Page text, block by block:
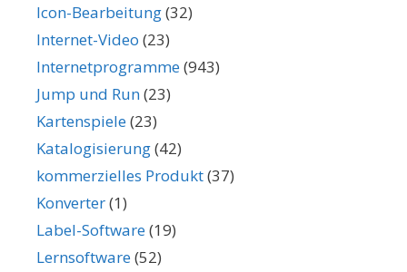
Icon-Bearbeitung(32)
Internet-Video (23)
Internetprogramme(943)
Jump und Run(23)
Kartenspiele(23)
Katalogisierung(42)
kommerzielles Produkt(37)
Konverter(1)
Label-Software(19)
Lernsoftware(52)